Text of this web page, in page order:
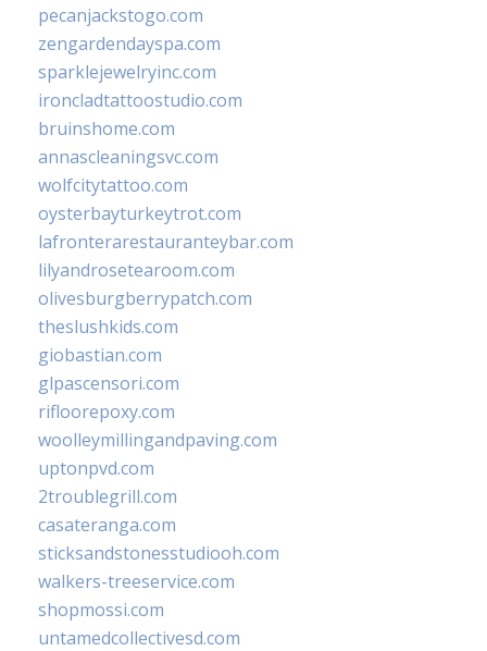
pecanjackstogo.com
zengardendayspa.com
sparklejewelryinc.com
ironcladtattoostudio.com
bruinshome.com
annascleaningsvc.com
wolfcitytattoo.com
oysterbayturkeytrot.com
lafronterarestauranteybar.com
lilyandrosetearoom.com
olivesburgberrypatch.com
theslushkids.com
giobastian.com
glpascensori.com
rifloorepoxy.com
woolleymillingandpaving.com
uptonpvd.com
2troublegrill.com
casateranga.com
sticksandstonesstudiooh.com
walkers-treeservice.com
shopmossi.com
untamedcollectivesd.com